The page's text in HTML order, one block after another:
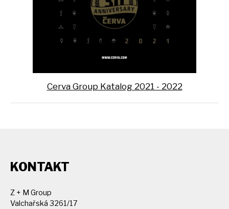
Cerva Group Katalog 2021 - 2022
KONTAKT
Z + M Group
Valchařská 3261/17